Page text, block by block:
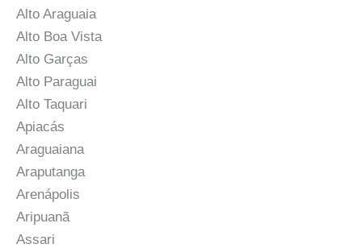
Alto Araguaia
Alto Boa Vista
Alto Garças
Alto Paraguai
Alto Taquari
Apiacás
Araguaiana
Araputanga
Arenápolis
Aripuanã
Assari